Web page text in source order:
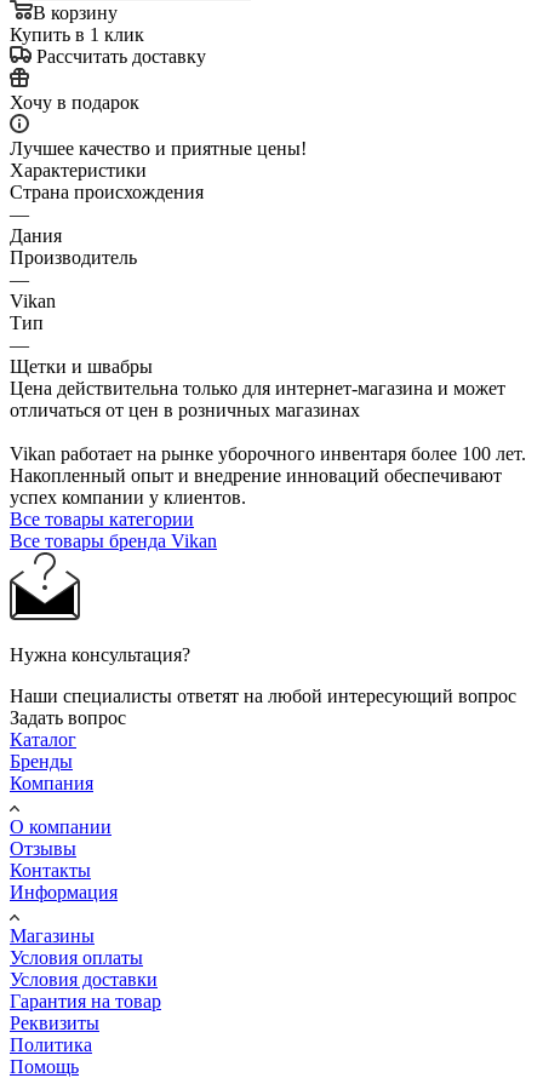
В корзину
Купить в 1 клик
Рассчитать доставку
Хочу в подарок
Лучшее качество и приятные цены!
Характеристики
Страна происхождения
—
Дания
Производитель
—
Vikan
Тип
—
Щетки и швабры
Цена действительна только для интернет-магазина и может
отличаться от цен в розничных магазинах
Vikan работает на рынке уборочного инвентаря более 100 лет.
Накопленный опыт и внедрение инноваций обеспечивают
успех компании у клиентов.
Все товары категории
Все товары бренда Vikan
Нужна консультация?
Наши специалисты ответят на любой интересующий вопрос
Задать вопрос
Каталог
Бренды
Компания
О компании
Отзывы
Контакты
Информация
Магазины
Условия оплаты
Условия доставки
Гарантия на товар
Реквизиты
Политика
Помощь